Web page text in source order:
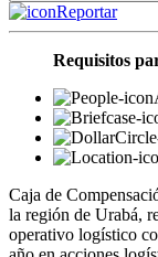
Reportar
Requisitos
Caja de
la región de Urabá,
operativo logístico